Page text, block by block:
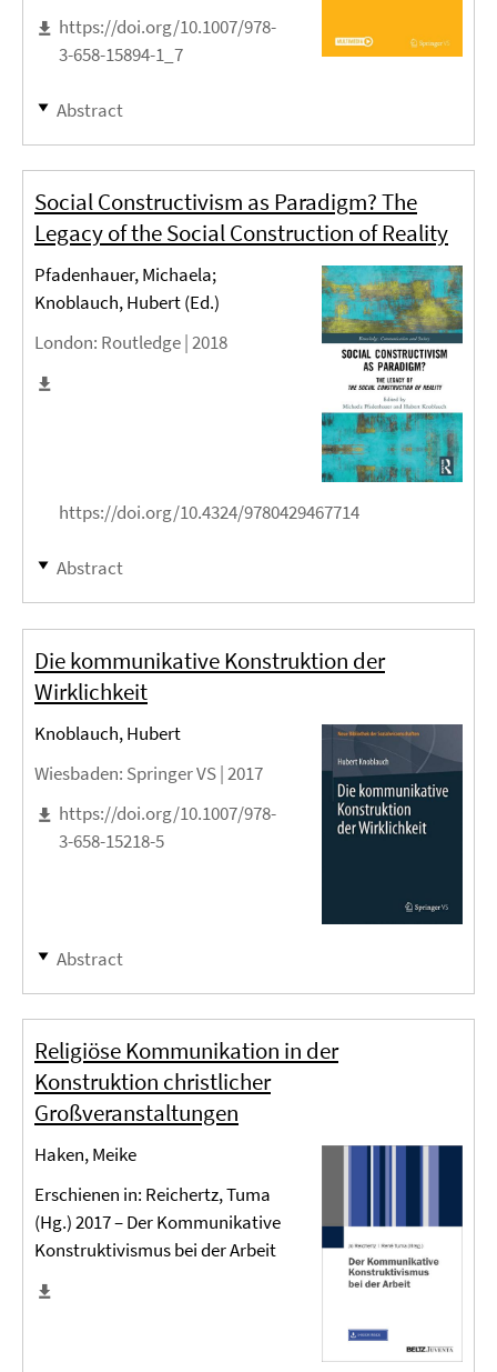
https://doi.org/10.1007/978-
3-658-15894-1_7
Abstract
Social Constructivism as Paradigm? The
Legacy of the Social Construction of Reality
Pfadenhauer, Michaela;
Knoblauch, Hubert (Ed.)
London: Routledge |2018
https://doi.org/10.4324/9780429467714
Abstract
Die kommunikative Konstruktion der
Wirklichkeit
Knoblauch, Hubert
Wiesbaden: Springer VS |2017
https://doi.org/10.1007/978-
3-658-15218-5
Abstract
Religiöse Kommunikation in der
Konstruktion christlicher
Großveranstaltungen
Haken, Meike
Erschienen in: Reichertz, Tuma
(Hg.) 2017 – Der Kommunikative
Konstruktivismus bei der Arbeit